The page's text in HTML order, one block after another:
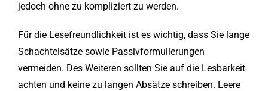
jedoch ohne zu kompliziert zu werden.
Für die Lesefreundlichkeit ist es wichtig, dass Sie lange
Schachtelsätze sowie Passivformulierungen
vermeiden. Des Weiteren sollten Sie auf die Lesbarkeit
achten und keine zu langen Absätze schreiben. Leere